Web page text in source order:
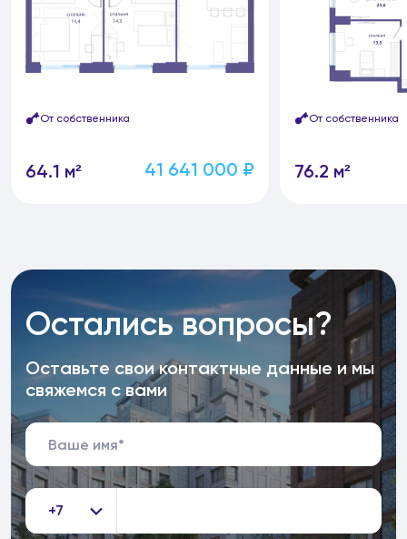
От собственника
64.1 м² 41 641 000 ₽
От собственника
76.2 м²
Остались вопросы?
Оставьте свои контактные данные и мы
свяжемся с вами
+7